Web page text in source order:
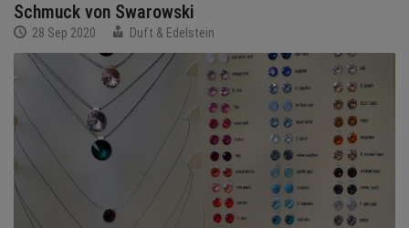
BRANCHEN
NEWS
TERMINE
JOBS
Schmuck von Swarowski
28 Sep 2020 Duft & Edelstein